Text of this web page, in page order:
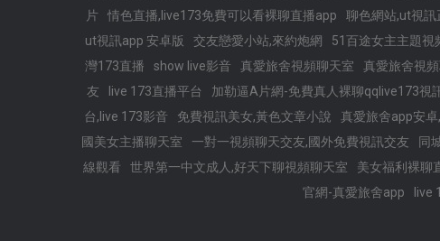
片
情色直播,live173免費可以看裸聊直播app 聊色網站,ut視訊
ut視訊app 安卓版
交友戀愛小站,來約炮網 51百途女主主題視
灣173直播
show live影音 真愛旅舍視頻聊天室 真愛旅舍視
友
live 173直播平台 加勒逼A片網-免費真人裸聊qqlive173視
台,live 173影音
免費視訊美女,黃色文章小說 真愛旅舍app安
國美女主播聊天室
一對一視頻聊天交友,國外免費視訊交友 同
線觀看
世界第一中文成人,好天下聊視頻聊天室 美女福利裸聊
官網-真愛旅舍app
live